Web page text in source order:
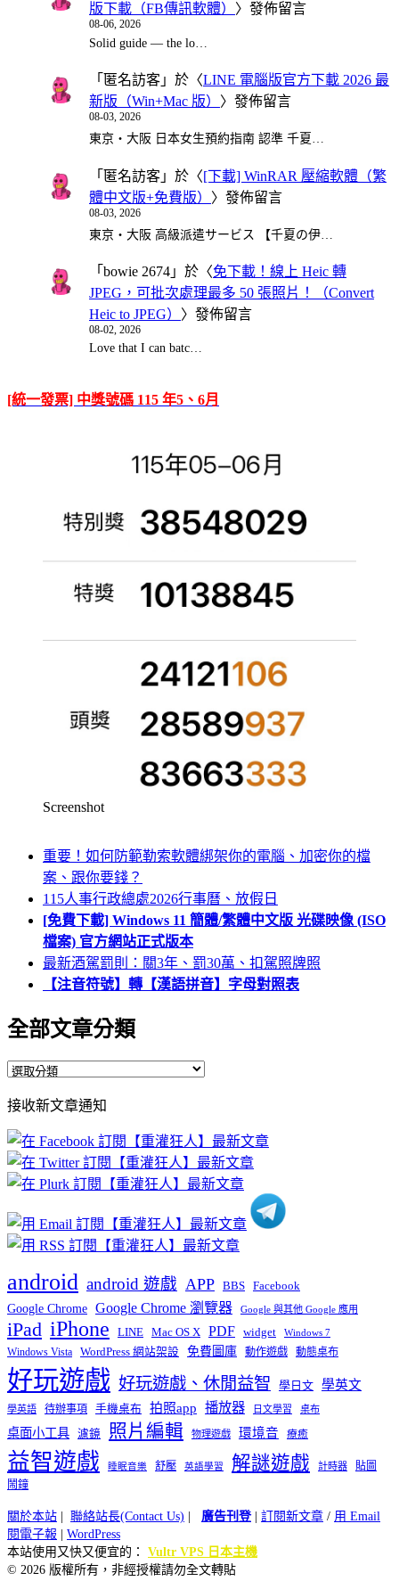
版下載（FB傳訊軟體）
〉發佈留言
08-06, 2026
Solid guide — the lo…
「 匿名訪客 」於〈LINE 電腦版官方下載 2026 最
新版（Win+Mac 版） 〉發佈留言
08-03, 2026
東京・大阪 日本女生預約指南 認準 千夏…
「 匿名訪客 」於〈[下載] WinRAR 壓縮軟體（繁
體中文版+免費版） 〉發佈留言
08-03, 2026
東京・大阪 高級派遣サービス 【千夏の伊…
「 bowie 2674 」於〈免下載！線上 Heic 轉
JPEG，可批次處理最多 50 張照片！（Convert
Heic to JPEG） 〉發佈留言
08-02, 2026
Love that I can batc…
[統一發票] 中獎號碼 115 年5、6月
Screenshot
重要！如何防範勒索軟體綁架你的電腦、加密你的檔
案、跟你要錢？
115人事行政總處2026行事曆、放假日
[免費下載] Windows 11 簡體/繁體中文版 光碟映像 (ISO
檔案) 官方網站正式版本
最新酒駕罰則：關3年、罰30萬、扣駕照牌照
【注音符號】轉【漢語拼音】字母對照表
全部文章分類
全
文
章
分
類
接收新文章通知
android android 遊戲 APP BBS Facebook
Google Chrome Google Chrome 瀏覽器 Google 與其他 Google 應用
iPad iPhone LINE Mac OS X PDF widget Windows 7
Windows Vista WordPress 網站架設 免費圖庫 動作遊戲 動態桌布
好玩遊戲 好玩遊戲、休閒益智 學日文 學英文
學英語 待辦事項 手機桌布 拍照app 播放器 日文學習 桌布
桌面小工具 濾鏡 照片編輯 物理遊戲 環境音 療癒
益智遊戲 睡眠音樂 舒壓 英語學習 解謎遊戲 計時器
貼圖
鬧鐘
關於本站 聯絡站長(Contact Us) 廣告刊登| 訂閱新文章 / 用 Email
閱電子報
WordPress
本站使用又快又便宜的： Vultr VPS 日本主機
© 2026 版權所有，非經授權請勿全文轉貼